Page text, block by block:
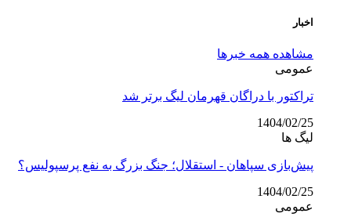
اخبار
مشاهده همه خبرها
عمومی
تراکتور با دراگان قهرمان لیگ برتر شد
1404/02/25
لیگ ها
پیش‌بازی سپاهان - استقلال؛ جنگ بزرگ به نفع پرسپولیس؟
1404/02/25
عمومی